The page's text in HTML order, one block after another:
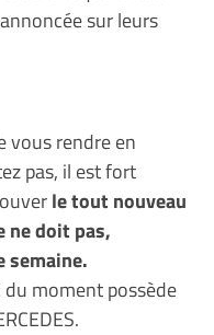
sur leurs
vous rendre en
pas, il est fort
le tout nouveau
ne doit pas,
du moment possède